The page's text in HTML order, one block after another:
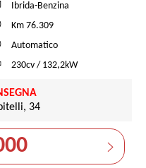
Ibrida-Benzina
Km 76.309
Automatico
230cv / 132,2kW
34